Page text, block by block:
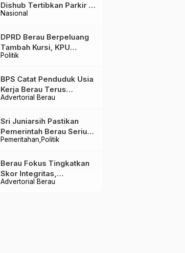
Nasional
Dishub Tertibkan Parkir di
Tepian Teratai
Politik
DPRD Berau Berpeluang
Tambah Kursi, KPU
Ingatkan Acuannya UU
Advertorial Berau
BPS Catat Penduduk Usia
Kerja Berau Terus
Meningkat Dua Tahun
Pemeritahan Politik
Sri Juniarsih Pastikan
Pemerintah Berau Serius
Tangani Reboisasi dan
Advertorial Berau
Berau Fokus Tingkatkan
Skor Integritas,
Rekomendasi KPK Jadi